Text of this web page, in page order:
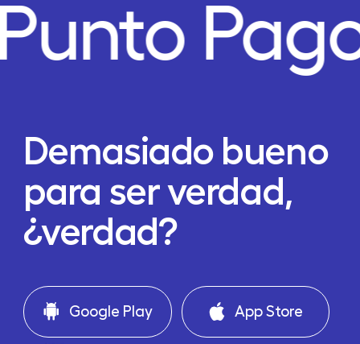
Demasiado bueno
para ser verdad,
¿verdad?
Google Play App Store